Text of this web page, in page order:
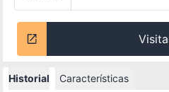
Historial Características